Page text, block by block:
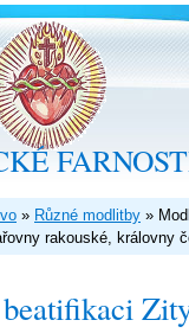
» Různé modlitby »
rakouské, královny